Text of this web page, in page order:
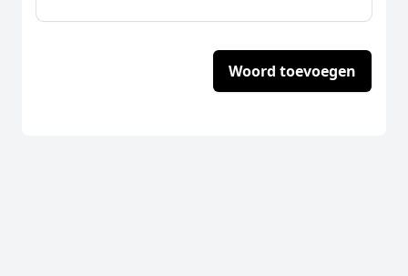
Woord toevoegen